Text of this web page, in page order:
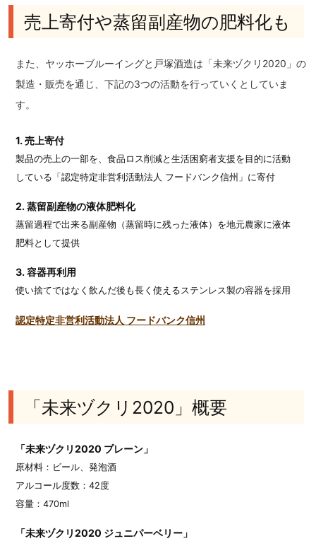
売上寄付や蒸留副産物の肥料化も
また、ヤッホーブルーイングと戸塚酒造は「未来ヅクリ2020」の
製造・販売を通じ、下記の3つの活動を行っていくとしていま
す。
1. 売上寄付
製品の売上の一部を、食品ロス削減と生活困窮者支援を目的に活動
している「認定特定非営利活動法人 フードバンク信州」に寄付
2. 蒸留副産物の液体肥料化
蒸留過程で出来る副産物（蒸留時に残った液体）を地元農家に液体
肥料として提供
3. 容器再利用
使い捨てではなく飲んだ後も長く使えるステンレス製の容器を採用
認定特定非営利活動法人 フードバンク信州
「未来ヅクリ2020」概要
「未来ヅクリ2020 プレーン」
原材料：ビール、発泡酒
アルコール度数：42度
容量：470ml
「未来ヅクリ2020 ジュニパーベリー」